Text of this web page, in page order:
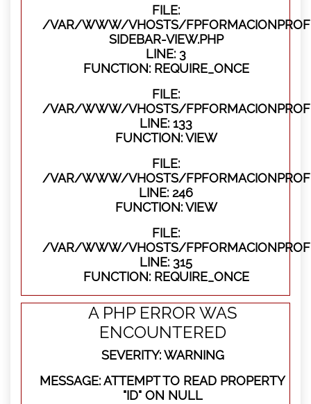
FILE:
/VAR/WWW/VHOSTS/
SIDEBAR-VIEW.PHP
LINE: 3
FUNCTION: REQUIRE_ONCE
FILE:
/VAR/WWW/VHOSTS/
LINE: 133
FUNCTION: VIEW
FILE:
/VAR/WWW/VHOSTS/
LINE: 246
FUNCTION: VIEW
FILE:
/VAR/WWW/VHOSTS/
LINE: 315
FUNCTION: REQUIRE_ONCE
A PHP ERROR WAS
ENCOUNTERED
SEVERITY: WARNING
MESSAGE: ATTEMPT TO READ PROPERTY
"ID" ON NULL